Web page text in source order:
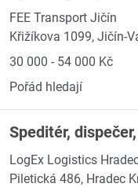
FEE Transport Jičín
Křižíkova 1099, Jičín-
30 000 - 54 000 Kč
Pořád hledají
Speditér,
LogEx Logistics
Piletická 486, Hradec